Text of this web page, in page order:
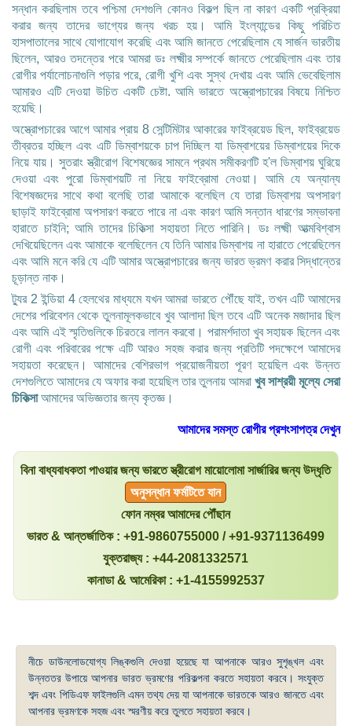
সন্ধান করছিলাম তবে পশ্চিমা দেশগুলি কোনও বিকল্প ছিল না কারণ একটি প্রক্রিয়া
করার জন্য তাদের ভাগ্যের জন্য খরচ হয়। আমি ইংল্যান্ডের কিছু পরিচিত
হাসপাতালের সাথে যোগাযোগ করেছি এবং আমি জানতে পেরেছিলাম যে সার্জন ভারতীয়
ছিলেন, আরও তদন্তের পরে আমরা ডঃ লক্ষ্মীর সম্পর্কে জানতে পেরেছিলাম এবং তার
রোগীর পর্যালোচনাগুলি পড়ার পরে, রোগী খুশি এবং সুস্থ দেখায় এবং আমি ভেবেছিলাম
আমারও এটি দেওয়া উচিত একটি চেষ্টা. আমি ভারতে অস্ত্রোপচারের বিষয়ে নিশ্চিত
হয়েছি।
অস্ত্রোপচারের আগে আমার প্রায় 8 সেন্টিমিটার আকারের ফাইব্রয়েড ছিল, ফাইব্রয়েড
তীব্রতর হচ্ছিল এবং এটি ডিম্বাশয়কে চাপ দিচ্ছিল যা ডিম্বাশয়ের ডিম্বাশয়ের দিকে
নিয়ে যায়। সুতরাং স্ত্রীরোগ বিশেষজ্ঞের সামনে প্রথম সমীকরণটি হ'ল ডিম্বাশয় ঘুরিয়ে
দেওয়া এবং পুরো ডিম্বাশয়টি না নিয়ে ফাইব্রোমা নেওয়া। আমি যে অন্যান্য
বিশেষজ্ঞদের সাথে কথা বলেছি তারা আমাকে বলেছিল যে তারা ডিম্বাশয় অপসারণ
ছাড়াই ফাইব্রোমা অপসারণ করতে পারে না এবং কারণ আমি সন্তান ধারণের সম্ভাবনা
হারাতে চাইনি; আমি তাদের চিকিত্সা সহায়তা নিতে পারিনি। ডঃ লক্ষ্মী আত্মবিশ্বাস
দেখিয়েছিলেন এবং আমাকে বলেছিলেন যে তিনি আমার ডিম্বাশয় না হারাতে পেরেছিলেন
এবং আমি মনে করি যে এটি আমার অস্ত্রোপচারের জন্য ভারত ভ্রমণ করার সিদ্ধান্তের
চূড়ান্ত নাক।
ট্যুর 2 ইন্ডিয়া 4 হেলথের মাধ্যমে যখন আমরা ভারতে পৌঁছে যাই, তখন এটি আমাদের
দেশের পরিবেশন থেকে তুলনামূলকভাবে খুব আলাদা ছিল তবে এটি অনেক মজাদার ছিল
এবং আমি এই স্মৃতিগুলিকে চিরতরে লালন করবো। পরামর্শদাতা খুব সহায়ক ছিলেন এবং
রোগী এবং পরিবারের পক্ষে এটি আরও সহজ করার জন্য প্রতিটি পদক্ষেপে আমাদের
সহায়তা করেছেন। আমাদের বেশিরভাগ প্রয়োজনীয়তা পূরণ হয়েছিল এবং উন্নত
দেশগুলিতে আমাদের যে অফার করা হয়েছিল তার তুলনায় আমরা খুব সাশ্রয়ী মূল্যে সেরা
চিকিত্সাআমাদের অভিজ্ঞতার জন্য কৃতজ্ঞ।
আমাদের সমস্ত রোগীর প্রশংসাপত্র দেখুন
বিনা বাধ্যবাধকতা পাওয়ার জন্য ভারতে স্ত্রীরোগ মায়োলোমা সার্জারির জন্য উদ্ধৃতি
অনুসন্ধান ফর্মটিতে যান
ফোন নম্বর আমাদের পৌঁছান
ভারত & আন্তর্জাতিক : +91-9860755000 / +91-9371136499
যুক্তরাজ্য : +44-2081332571
কানাডা & আমেরিকা : +1-4155992537
নীচে ডাউনলোডযোগ্য লিঙ্কগুলি দেওয়া হয়েছে যা আপনাকে আরও সুশৃঙ্খল এবং
উন্নততর উপায়ে আপনার ভারত ভ্রমণের পরিকল্পনা করতে সহায়তা করবে। সংযুক্ত
শব্দ এবং পিডিএফ ফাইলগুলি এমন তথ্য দেয় যা আপনাকে ভারতকে আরও জানতে এবং
আপনার ভ্রমণকে সহজ এবং স্মরণীয় করে তুলতে সহায়তা করবে।